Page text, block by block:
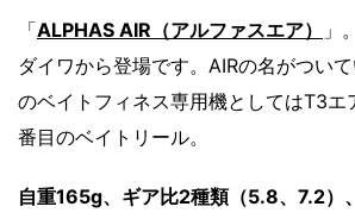
「ALPHAS AIR（アルファスエア）
」。
ダイワから登場です。AIRの名がつい
のベイトフィネス専用機としてはT3エ
番目のベイトリール。
自重165g、ギア比2種類（5.8、7.2）